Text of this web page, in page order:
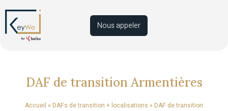
Nous appeler
DAF de transition Armentières
Accueil » DAFs de transition + localisations » DAF de transition